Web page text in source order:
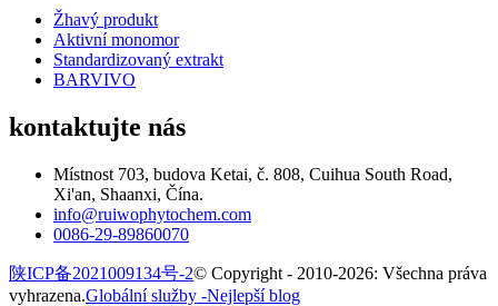
Žhavý produkt
Aktivní monomor
Standardizovaný extrakt
BARVIVO
kontaktujte nás
Místnost 703, budova Ketai, č. 808, Cuihua South Road,
Xi'an, Shaanxi, Čína.
info@ruiwophytochem.com
0086-29-89860070
陕ICP备2021009134号-2© Copyright - 2010-2026: Všechna práva
vyhrazena.Globální služby -Nejlepší blog